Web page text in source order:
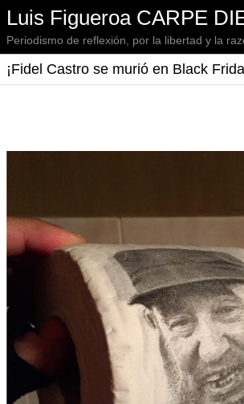
Luis Figueroa CARPE
Periodismo de reflexión, por la libertad y la
¡Fidel Castro se murió en Black